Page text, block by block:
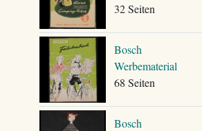
32 Seiten
Bosch
Werbematerial
68 Seiten
Bosch